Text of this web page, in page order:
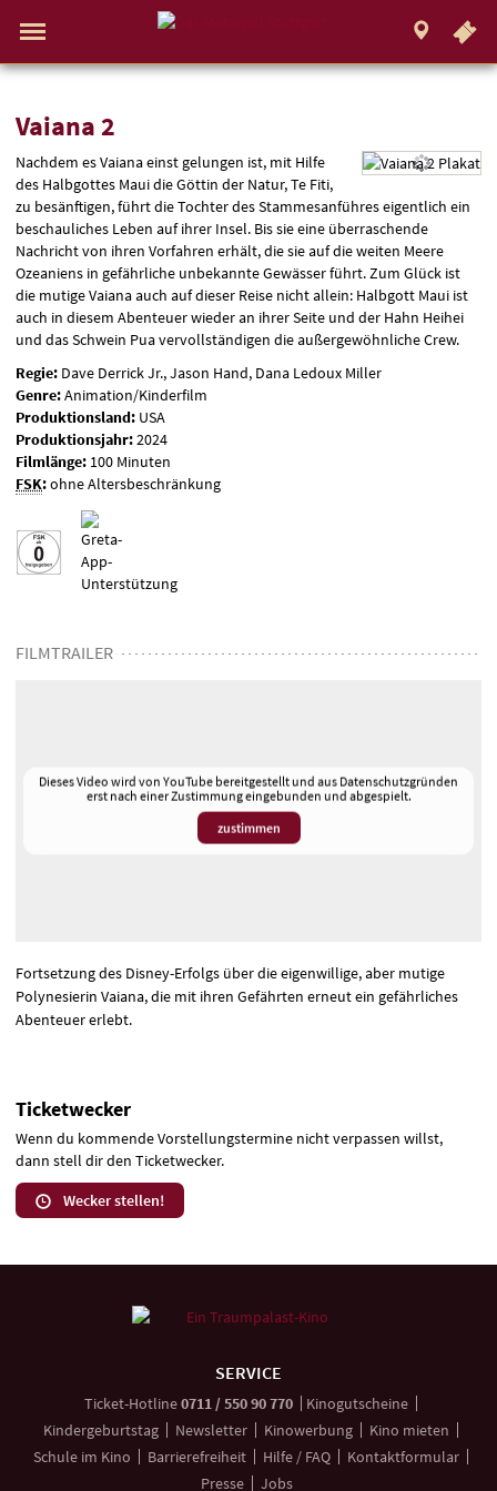
Springe
zum
,zum
.Navigation
Service
umschalten
Gehe
zur
Standortauswahl
Aktueller
Standort:
Weitere
Hinweis
Vaiana
2
Vaiana 2
Nachdem es Vaiana einst gelungen ist, mit Hilfe
des Halbgottes Maui die Göttin der Natur, Te Fiti,
zu besänftigen, führt die Tochter des Stammesanführes eigentlich ein
beschauliches Leben auf ihrer Insel. Bis sie eine überraschende
Nachricht von ihren Vorfahren erhält, die sie auf die weiten Meere
Ozeaniens in gefährliche unbekannte Gewässer führt. Zum Glück ist
die mutige Vaiana auch auf dieser Reise nicht allein: Halbgott Maui ist
auch in diesem Abenteuer wieder an ihrer Seite und der Hahn Heihei
und das Schwein Pua vervollständigen die außergewöhnliche Crew.
Regie: Dave Derrick Jr., Jason Hand, Dana Ledoux Miller
Genre:Animation/Kinderfilm
Produktionsland: USA
Produktionsjahr:2024
Filmlänge: 100 Minuten
FSK:ohne Altersbeschränkung
FILMTRAILER
Dieses Video wird von YouTube bereitgestellt und aus Datenschutzgründen
erst nach einer Zustimmung eingebunden und abgespielt.
zustimmen
Fortsetzung des Disney-Erfolgs über die eigenwillige, aber mutige
Polynesierin Vaiana, die mit ihren Gefährten erneut ein gefährliches
Abenteuer erlebt.
Ticketwecker
Wenn du kommende Vorstellungstermine nicht verpassen willst,
dann stell dir den Ticketwecker.
Wecker stellen!
Navigationsmöglichkeiten
SERVICE
Ticket-Hotline0711 / 550 90 770anrufen
Kinogutscheine
Kindergeburtstag
Newsletter Kinowerbung
Kino mieten
Schule im Kino
Barrierefreiheit Hilfe / FAQ
Kontaktformular
Presse
Jobs